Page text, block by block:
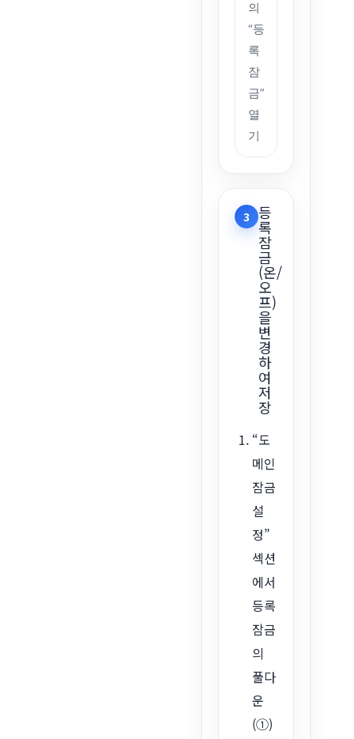
의
“등
록
잠
금”
열
기
3 등
록
잠
금
(온/
오
프)
을
변
경
하
여
저
장
“도
메인
잠금
설
정”
섹션
에서
등록
잠금
의
풀다
운
(①)